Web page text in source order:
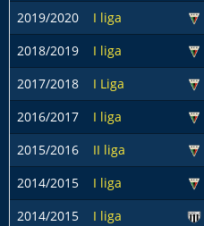
2019/2020
I liga
2018/2019
I liga
2017/2018
I Liga
2016/2017
I liga
2015/2016
II liga
2014/2015
I liga
2014/2015
I liga